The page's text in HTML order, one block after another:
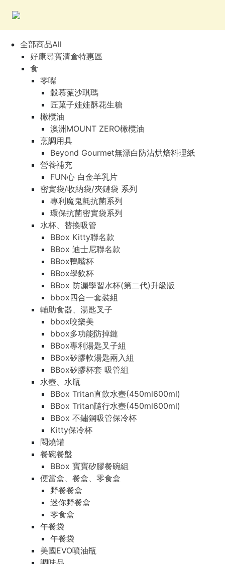
全部商品All
好康尋寶清倉特惠區
食
零嘴
穀慕蒎沙琪瑪
匠菓子娃娃酥花生糖
橄欖油
澳洲MOUNT ZERO橄欖油
烹調用具
Beyond Gourmet無漂白防沾烘焙料理紙
營養補充
FUN心 白金羊乳片
密實袋/收納袋/夾鏈袋 系列
專利魔鬼氈抗菌系列
環保抗菌密實袋系列
水杯、替換吸管
BBox Kitty聯名款
BBox 迪士尼聯名款
BBox鴨嘴杯
BBox學飲杯
BBox 防漏學習水杯(第二代)升級版
bbox四合一套裝組
輔助食器、湯匙叉子
bbox咬樂美
bbox多功能防掉鏈
BBox專利湯匙叉子組
BBox矽膠軟湯匙兩入組
BBox矽膠杯套 吸管組
水壺、水瓶
BBox Tritan直飲水壺(450ml600ml)
BBox Tritan隨行水壺(450ml600ml)
BBox 不鏽鋼吸管保冷杯
Kitty保冷杯
悶燒罐
餐碗餐盤
BBox 寶寶矽膠餐碗組
便當盒、餐盒、零食盒
野餐餐盒
迷你野餐盒
零食盒
午餐袋
午餐袋
美國EVO噴油瓶